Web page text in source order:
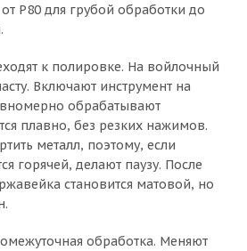
P80 для грубой обработки до
к полировке. На войлочный
Включают инструмент на
обрабатывают
плавно, без резких нажимов.
металл, поэтому, если
горячей, делают паузу. После
становится матовой, но
обработка. Меняют